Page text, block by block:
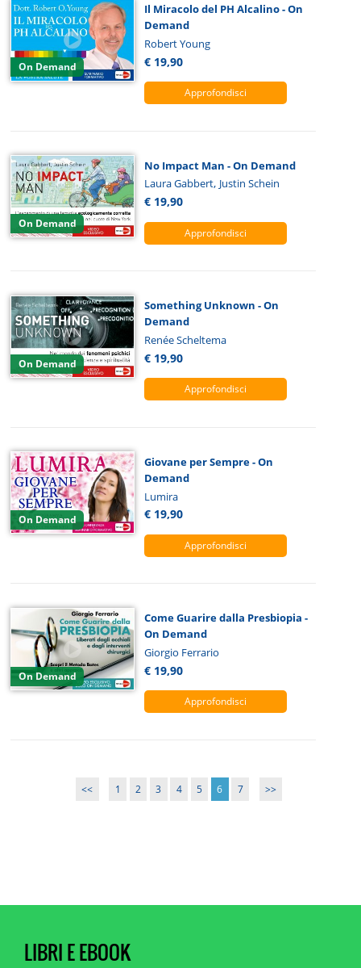
On Demand
Il Miracolo del PH Alcalino - On
Demand
Robert Young
€ 19,90
Approfondisci
On Demand
No Impact Man - On Demand
Laura Gabbert, Justin Schein
€ 19,90
Approfondisci
On Demand
Something Unknown - On
Demand
Renée Scheltema
€ 19,90
Approfondisci
On Demand
Giovane per Sempre - On
Demand
Lumira
€ 19,90
Approfondisci
On Demand
Come Guarire dalla Presbiopia -
On Demand
Giorgio Ferrario
€ 19,90
Approfondisci
<< 1 2 3 4 5 6 7 >>
LIBRI E EBOOK